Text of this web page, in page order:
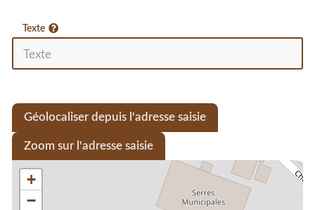
Texte
Géolocaliser depuis l'adresse saisie
Zoom sur l'adresse saisie
+
−